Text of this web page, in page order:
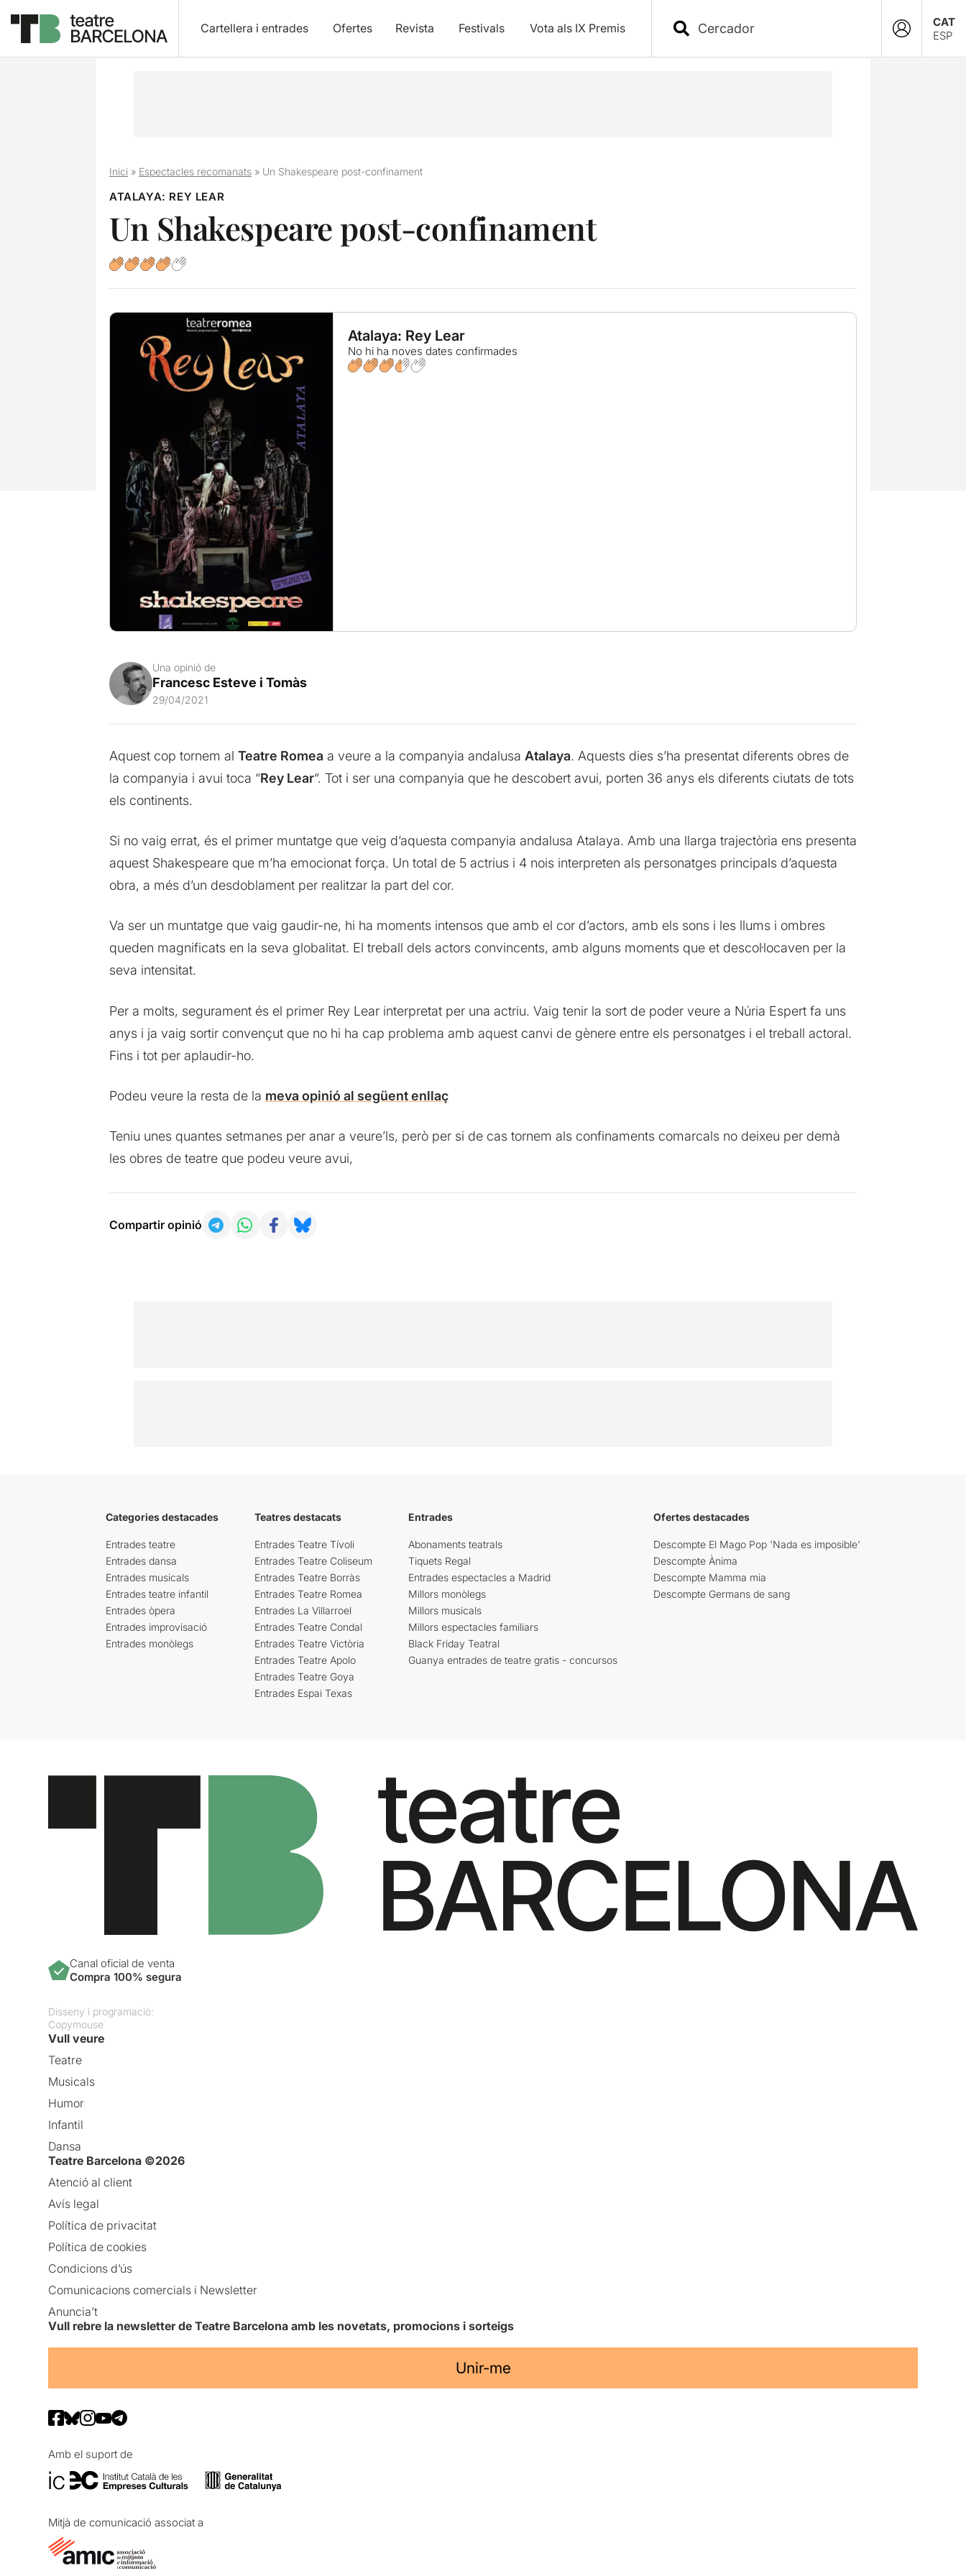
Cartellera i entrades Ofertes Revista Festivals Vota als IX Premis
CAT
ESP
Inici» Espectacles recomanats» Un Shakespeare post-confinament
ATALAYA: REY LEAR
Un Shakespeare post-confinament
Atalaya: Rey Lear
No hi ha noves dates confirmades
Una opinió de
Francesc Esteve i Tomàs
29/04/2021
Aquest cop tornem al Teatre Romea a veure a la companyia andalusa Atalaya. Aquests dies s’ha presentat diferents obres de
la companyia i avui toca “Rey Lear“. Tot i ser una companyia que he descobert avui, porten 36 anys els diferents ciutats de tots
els continents.
Si no vaig errat, és el primer muntatge que veig d’aquesta companyia andalusa Atalaya. Amb una llarga trajectòria ens presenta
aquest Shakespeare que m’ha emocionat força. Un total de 5 actrius i 4 nois interpreten als personatges principals d’aquesta
obra, a més d’un desdoblament per realitzar la part del cor.
Va ser un muntatge que vaig gaudir-ne, hi ha moments intensos que amb el cor d’actors, amb els sons i les llums i ombres
queden magnificats en la seva globalitat. El treball dels actors convincents, amb alguns moments que et descol·locaven per la
seva intensitat.
Per a molts, segurament és el primer Rey Lear interpretat per una actriu. Vaig tenir la sort de poder veure a Núria Espert fa uns
anys i ja vaig sortir convençut que no hi ha cap problema amb aquest canvi de gènere entre els personatges i el treball actoral.
Fins i tot per aplaudir-ho.
Podeu veure la resta de la meva opinió al següent enllaç
Teniu unes quantes setmanes per anar a veure’ls, però per si de cas tornem als confinaments comarcals no deixeu per demà
les obres de teatre que podeu veure avui,
Compartir opinió
Categories destacades
Entrades teatre
Entrades dansa
Entrades musicals
Entrades teatre infantil
Entrades òpera
Entrades improvisació
Entrades monòlegs
Teatres destacats
Entrades Teatre Tívoli
Entrades Teatre Coliseum
Entrades Teatre Borràs
Entrades Teatre Romea
Entrades La Villarroel
Entrades Teatre Condal
Entrades Teatre Victòria
Entrades Teatre Apolo
Entrades Teatre Goya
Entrades Espai Texas
Entrades
Abonaments teatrals
Tiquets Regal
Entrades espectacles a Madrid
Millors monòlegs
Millors musicals
Millors espectacles familiars
Black Friday Teatral
Guanya entrades de teatre gratis - concursos
Ofertes destacades
Descompte El Mago Pop 'Nada es imposible'
Descompte Ànima
Descompte Mamma mia
Descompte Germans de sang
Canal oficial de venta
Compra 100% segura
Disseny i programació:
Copymouse
Vull veure
Teatre
Musicals
Humor
Infantil
Dansa
Teatre Barcelona ©2026
Atenció al client
Avís legal
Política de privacitat
Política de cookies
Condicions d’ús
Comunicacions comercials i Newsletter
Anuncia’t
Vull rebre la newsletter de Teatre Barcelona amb les novetats, promocions i sorteigs
Unir-me
Amb el suport de
Mitjà de comunicació associat a